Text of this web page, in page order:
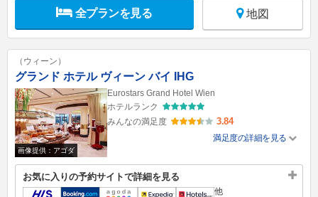
全プランを見る 地図
（ウィーン）
グランド ホテル ヴィーン バイ IHG
画像提供：アゴダ
Eurostars Grand Hotel Wien
ホテルランク
みんなの満足度
3.84
満足度の詳細を見る
お気に入りの予約サイトで詳細を見る
他